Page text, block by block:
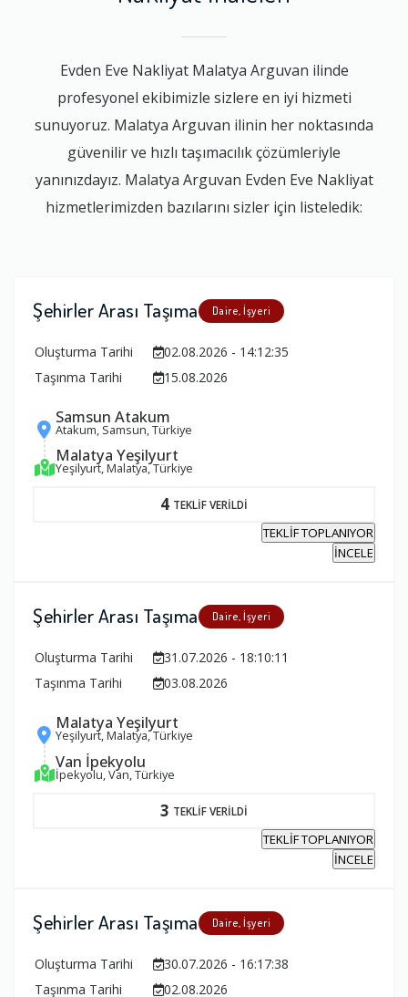
Evden Eve Nakliyat Malatya Arguvan ilinde
profesyonel ekibimizle sizlere en iyi hizmeti
sunuyoruz. Malatya Arguvan ilinin her noktasında
güvenilir ve hızlı taşımacılık çözümleriyle
yanınızdayız. Malatya Arguvan Evden Eve Nakliyat
hizmetlerimizden bazılarını sizler için listeledik:
Şehirler Arası Taşıma Daire, İşyeri
Oluşturma Tarihi
02.08.2026 - 14:12:35
Taşınma Tarihi
15.08.2026
Samsun Atakum
Atakum, Samsun, Türkiye
Malatya Yeşilyurt
Yeşilyurt, Malatya, Türkiye
4 TEKLİF VERİLDİ
TEKLİF TOPLANIYOR
İNCELE
Şehirler Arası Taşıma Daire, İşyeri
Oluşturma Tarihi
31.07.2026 - 18:10:11
Taşınma Tarihi
03.08.2026
Malatya Yeşilyurt
Yeşilyurt, Malatya, Türkiye
Van İpekyolu
İpekyolu, Van, Türkiye
3 TEKLİF VERİLDİ
TEKLİF TOPLANIYOR
İNCELE
Şehirler Arası Taşıma Daire, İşyeri
Oluşturma Tarihi
30.07.2026 - 16:17:38
Taşınma Tarihi
02.08.2026